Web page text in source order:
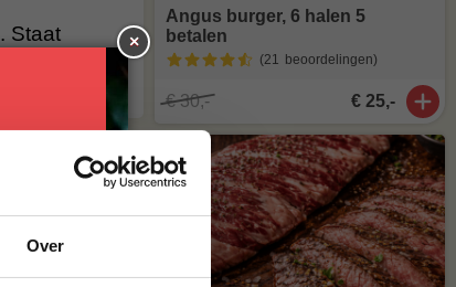
Over
. Staat
Angus burger, 6 halen 5
betalen
(21 beoordelingen)
€ 30,- € 25,-
×